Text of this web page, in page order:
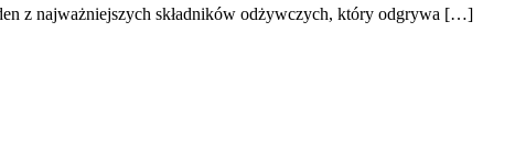
z najważniejszych składników odżywczych, który odgrywa […]